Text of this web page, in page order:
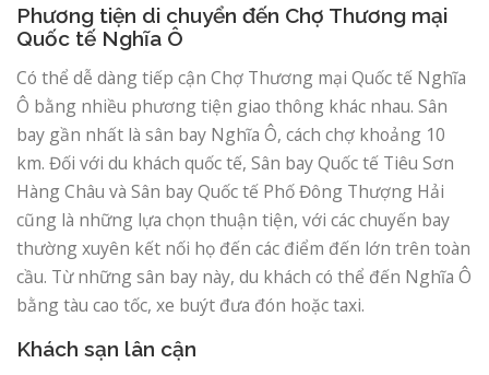
Phương tiện di chuyển đến Chợ Thương mại
Quốc tế Nghĩa Ô
Có thể dễ dàng tiếp cận Chợ Thương mại Quốc tế Nghĩa
Ô bằng nhiều phương tiện giao thông khác nhau. Sân
bay gần nhất là sân bay Nghĩa Ô, cách chợ khoảng 10
km. Đối với du khách quốc tế, Sân bay Quốc tế Tiêu Sơn
Hàng Châu và Sân bay Quốc tế Phố Đông Thượng Hải
cũng là những lựa chọn thuận tiện, với các chuyến bay
thường xuyên kết nối họ đến các điểm đến lớn trên toàn
cầu. Từ những sân bay này, du khách có thể đến Nghĩa Ô
bằng tàu cao tốc, xe buýt đưa đón hoặc taxi.
Khách sạn lân cận